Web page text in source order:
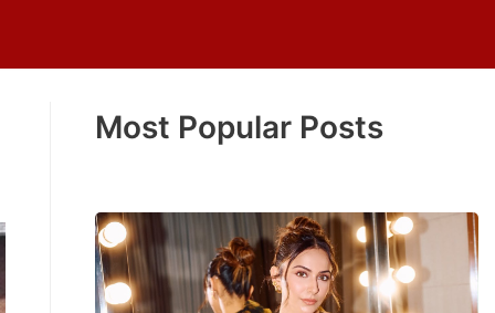
Most Popular Posts